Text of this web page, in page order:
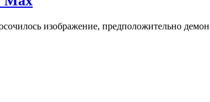
изображение, предположительно